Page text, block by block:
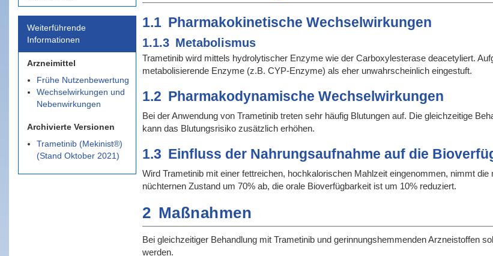
Weiterführende
Informationen
Arzneimittel
Frühe Nutzenbewertung
Wechselwirkungen und
Nebenwirkungen
Archivierte Versionen
Trametinib (Mekinist®)
(Stand Oktober 2021)
1.1 Pharmakokinetische Wechselwirkungen
1.1.3 Metabolismus
Trametinib wird mittels hydrolytischer Enzyme wie der Carboxylesterase deacetyliert.
metabolisierende Enzyme (z.B. CYP-Enzyme) als eher unwahrscheinlich eingestuft.
1.2 Pharmakodynamische Wechselwirkungen
Bei der Anwendung von Trametinib treten sehr häufig Blutungen auf. Die gleichzeitige
kann das Blutungsrisiko zusätzlich erhöhen.
1.3 Einfluss der Nahrungsaufnahme auf die
Wird Trametinib mit einer fettreichen, hochkalorischen Mahlzeit eingenommen, nimmt
nüchternen Zustand um 70% ab, die orale Bioverfügbarkeit ist um 10% reduziert.
2 Maßnahmen
Bei gleichzeitiger Behandlung mit Trametinib und gerinnungshemmenden Arzneistoffen
werden.